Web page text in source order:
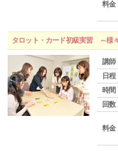
料金
タロット・カード初級実習 ～様
講師
日程
時間
回数
料金